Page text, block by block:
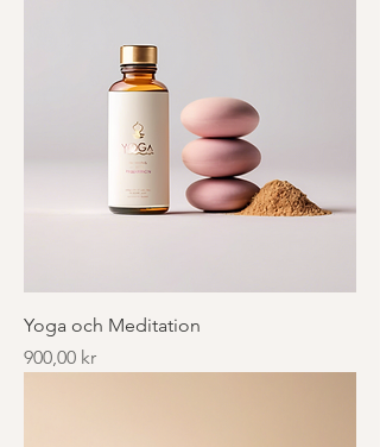
Yoga och Meditation
Pris
900,00 kr